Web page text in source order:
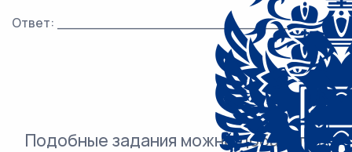
Ответ: ___________________________.
Подобные задания можно добавить в